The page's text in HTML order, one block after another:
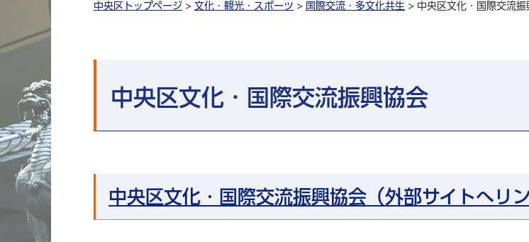
中央区トップページ > 文化・観光・スポーツ > 国際交流・多文化共生 > 中央区文化・国際交流振
中央区文化・国際交流振興協会
中央区文化・国際交流振興協会（外部サイトへリン